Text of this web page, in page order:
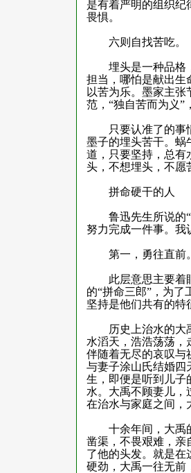
是有着严明的组织纪
畏惧。
六则自找苦吃。
埋头是一种品格，
担当，哪怕是献出生
以苦为乐。墨家主
范，“独自苦而为义”
只要认准了的事情
墨子的埋头苦干。蜗
道，只要坚持，总有
头，不想埋头，不愿
拼命硬干的人
鲁迅先生所说的“
努力完成一件事。我
第一，勇往直前。
此层意思主要着眼
的“拼命三郎”，为
坚持是他们共有的特
历史上治水的大禹
水滔天，浩浩荡荡，
伴随着无尽的哀叹与
与妻子涂山氏结婚四
生，即便是听到儿子
水。大禹不顾妻儿，
在治水与家庭之间，
十余年间，大禹的
凿渠，不畏艰难，亲
了他的头发。就是在
硬劲，大禹一往无前